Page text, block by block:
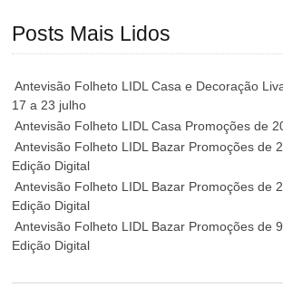
Posts Mais Lidos
Antevisão Folheto LIDL Casa e Decoração
17 a 23 julho
Antevisão Folheto LIDL Casa Promoções de
Antevisão Folheto LIDL Bazar Promoções de
Edição Digital
Antevisão Folheto LIDL Bazar Promoções de
Edição Digital
Antevisão Folheto LIDL Bazar Promoções de
Edição Digital